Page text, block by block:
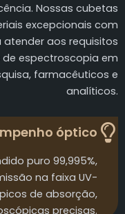
Nossas cubetas
excepcionais com
aos requisitos
espectroscopia em
farmacêuticos e
analíticos.
óptico
puro 99,995%,
na faixa UV-
de absorção,
precisas.